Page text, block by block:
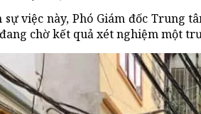
việc này, Phó Giám đốc Trung
chờ kết quả xét nghiệm một